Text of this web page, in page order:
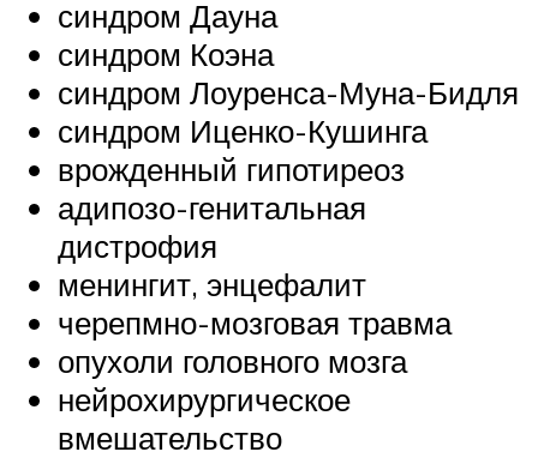
синдром Дауна
синдром Коэна
синдром Лоуренса-Муна-Бидля
синдром Иценко-Кушинга
врожденный гипотиреоз
адипозо-генитальная
дистрофия
менингит, энцефалит
черепмно-мозговая травма
опухоли головного мозга
нейрохирургическое
вмешательство